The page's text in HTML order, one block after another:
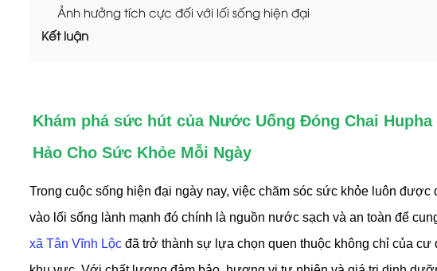
Ảnh hưởng tích cực đối với lối sống hiện đại
Kết luận
Khám phá sức hút của Nước Uống Đóng Chai
Hảo Cho Sức Khỏe Mỗi Ngày
Trong cuộc sống hiện đại ngày nay, việc chăm sóc sức khỏe luôn
vào lối sống lành mạnh đó chính là nguồn nước sạch và an toàn để
xã Tân Vĩnh Lộc đã trở thành sự lựa chọn quen thuộc không chỉ của